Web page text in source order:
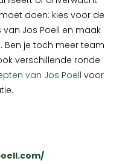
doen: kies voor de
Jos Poell en maak
Ben je toch meer team
verschillende ronde
van Jos Poell voor